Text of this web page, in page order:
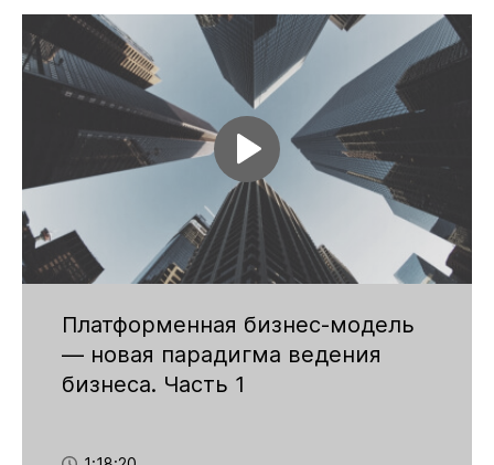
Платформенная бизнес-модель
— новая парадигма ведения
бизнеса. Часть 1